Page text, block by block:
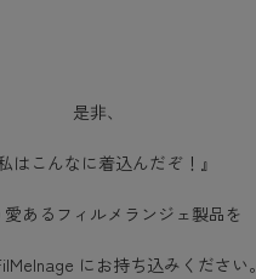
是非、
私はこんなに着込んだぞ！』
愛あるフィルメランジェ製品を
にお持ち込みください。